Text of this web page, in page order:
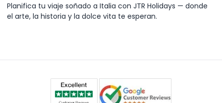
Planifica tu viaje soñado a Italia con JTR Holidays — donde
el arte, la historia y la dolce vita te esperan.